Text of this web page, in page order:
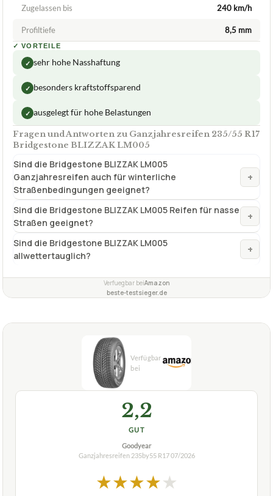
Zugelassen bis 240 km/h
Profiltiefe 8,5 mm
✓ VORTEILE
✓ sehr hohe Nasshaftung
✓ besonders kraftstoffsparend
✓ ausgelegt für hohe Belastungen
Fragen und Antworten zu Ganzjahresreifen 235/55 R17
Bridgestone BLIZZAK LM005
Sind die Bridgestone BLIZZAK LM005
Ganzjahresreifen auch für winterliche
Straßenbedingungen geeignet?
+
Sind die Bridgestone BLIZZAK LM005 Reifen für nasse
Straßen geeignet?
+
Sind die Bridgestone BLIZZAK LM005
allwettertauglich?
+
Verfuegbar beiAmazon
beste-testsieger.de
2,2
GUT
Goodyear
Ganzjahresreifen 235by55 R1707/2026
★★★★★